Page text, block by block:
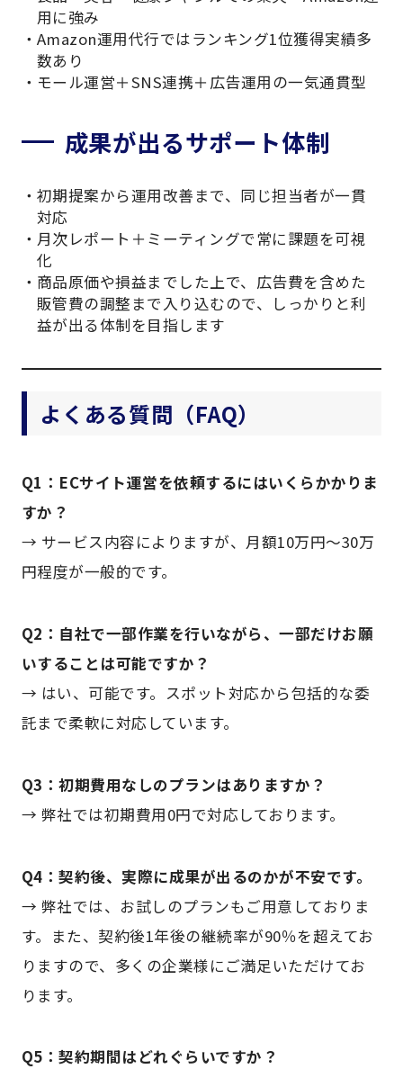
用に強み
Amazon運用代行ではランキング1位獲得実績多
数あり
モール運営＋SNS連携＋広告運用の一気通貫型
成果が出るサポート体制
初期提案から運用改善まで、同じ担当者が一貫
対応
月次レポート＋ミーティングで常に課題を可視
化
商品原価や損益までした上で、広告費を含めた
販管費の調整まで入り込むので、しっかりと利
益が出る体制を目指します
よくある質問（FAQ）
Q1：ECサイト運営を依頼するにはいくらかかりま
すか？
→ サービス内容によりますが、月額10万円〜30万
円程度が一般的です。
Q2：自社で一部作業を行いながら、一部だけお願
いすることは可能ですか？
→ はい、可能です。スポット対応から包括的な委
託まで柔軟に対応しています。
Q3：初期費用なしのプランはありますか？
→ 弊社では初期費用0円で対応しております。
Q4：契約後、実際に成果が出るのかが不安です。
→ 弊社では、お試しのプランもご用意しておりま
す。また、契約後1年後の継続率が90％を超えてお
りますので、多くの企業様にご満足いただけてお
ります。
Q5：契約期間はどれぐらいですか？